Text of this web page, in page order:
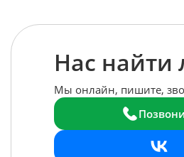
Нас найти
Мы онлайн, пишите,